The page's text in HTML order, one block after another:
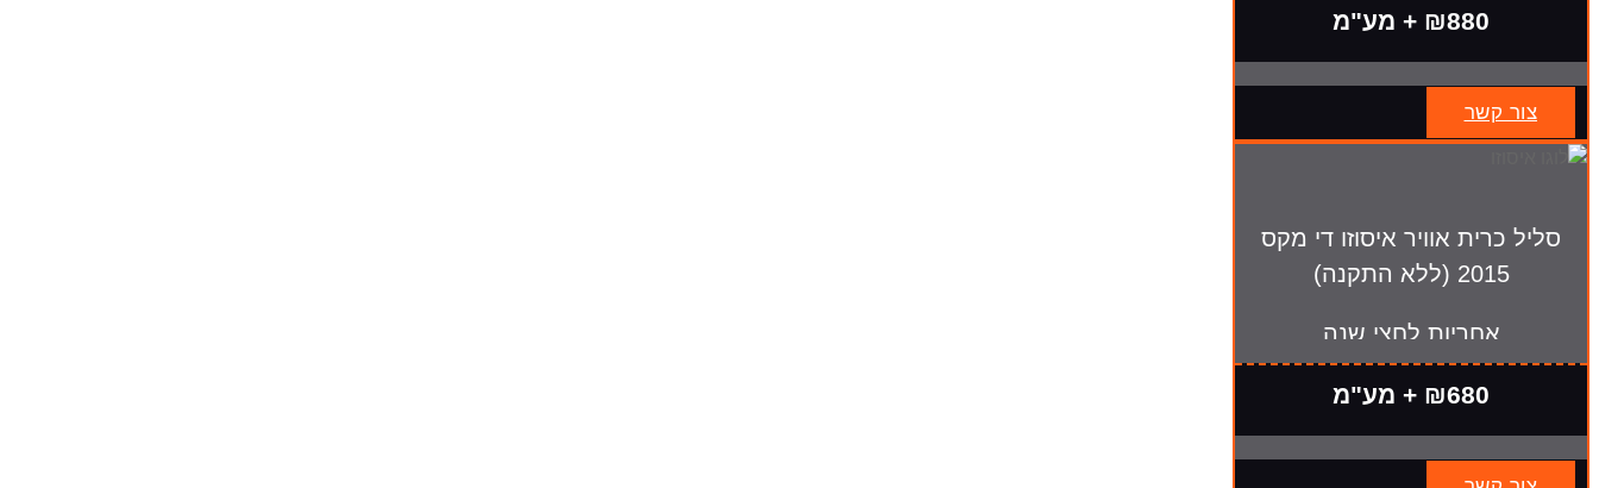
₪880 + מע"מ
צור קשר
סליל כרית אוויר איסוזו די מקס
2015 (ללא התקנה)
אחריות לחצי שנה
₪680 + מע"מ